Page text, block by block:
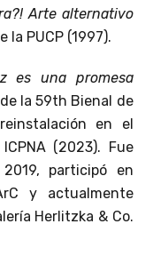
Arte alternativo
la PUCP (1997).
es una promesa
la 59th Bienal de
en el
(2023). Fue
participó en
y actualmente
Herlitzka & Co.